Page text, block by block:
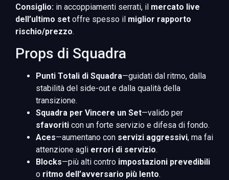
Consiglio: in accoppiamenti serrati, il mercato live
dell’ultimo set offre spesso il miglior rapporto
rischio/prezzo.
Props di Squadra
Punti Totali di Squadra—guidati dal ritmo, dalla
stabilità del side-out e dalla qualità della
transizione.
Squadra per Vincere un Set—valido per
sfavoriti con un forte servizio e difesa di fondo.
Aces—aumentano con servizi aggressivi, ma fai
attenzione agli errori di servizio.
Blocks—più alti contro impostazioni prevedibili
o ritmo dell’avversario più lento.